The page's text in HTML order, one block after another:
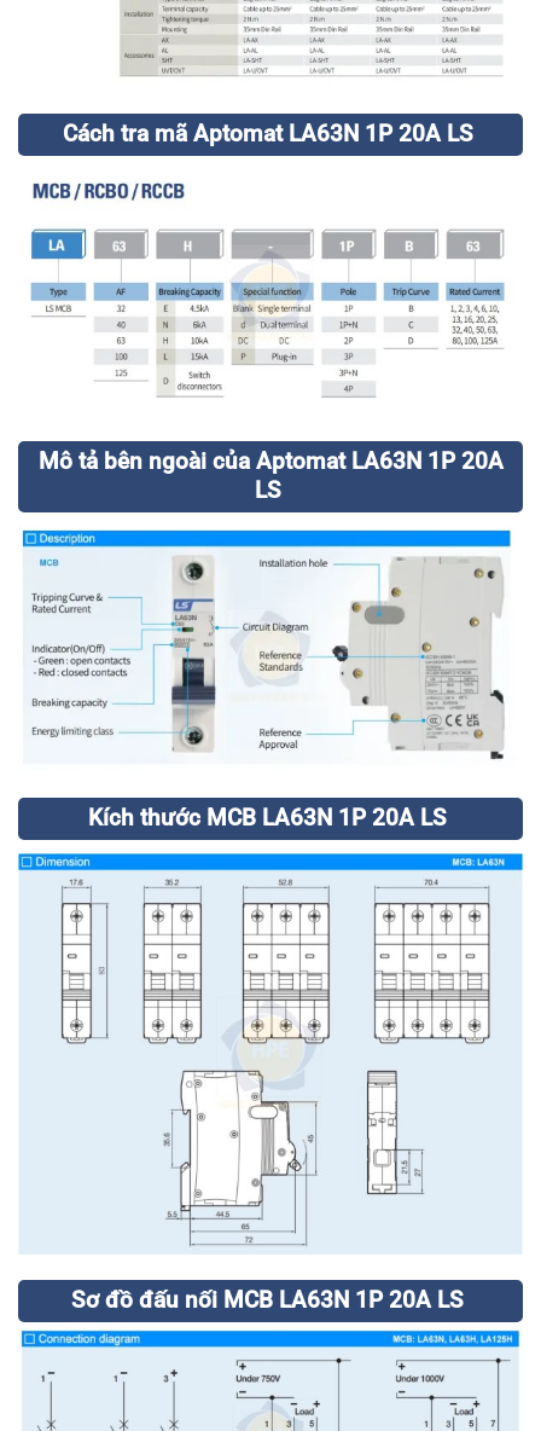
Cách tra mã Aptomat LA63N 1P 20A LS
Mô tả bên ngoài của Aptomat LA63N 1P 20A
LS
Kích thước MCB LA63N 1P 20A LS
Sơ đồ đấu nối MCB LA63N 1P 20A LS